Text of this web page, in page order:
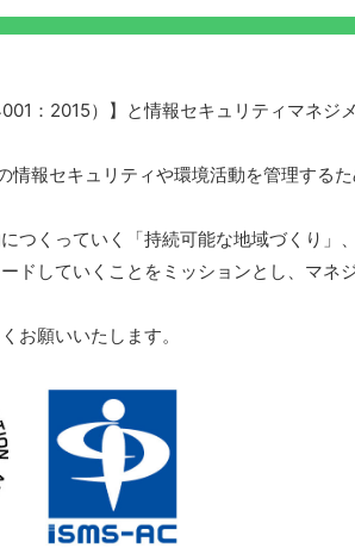
：2015）】と情報セキュリティマネジ
報セキュリティや環境活動を管理する
つくっていく「持続可能な地域づくり」
ドしていくことをミッションとし、マネ
お願いいたします。